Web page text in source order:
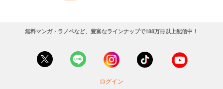
無料マンガ・ラノベなど、豊富なラインナップで188万冊以上配信中！
ログイン